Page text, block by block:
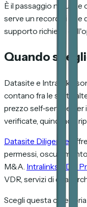
È il passaggio
serve un record di due
supporto richiesti
Quando
Datasite e Intralinks
contano fra le sette
prezzo self-service
verificate, quindi non
Datasite Diligence
permessi,
M&A. Intralinks VDR
VDR, servizi di deal,
Scegli questa